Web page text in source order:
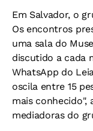
Em Salvador, o
Os encontros
uma sala do
discutido a cada
WhatsApp do
oscila entre 15
mais conhecido",
mediadoras do